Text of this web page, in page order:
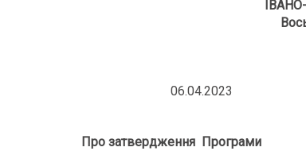
06.04.2023 м.
Про затвердження Програми